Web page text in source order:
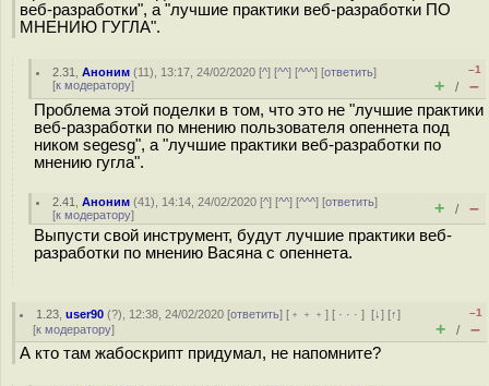
веб-разработки", а "лучшие практики веб-разработки ПО
МНЕНИЮ ГУГЛА".
2.31 ,Аноним (11), 13:17, 24/02/2020 [^] [^^] [^^^] [ответить]
[к модератору]
–1
+ / –
Проблема этой поделки в том, что это не "лучшие практики
веб-разработки по мнению пользователя опеннета под
ником segesg", а "лучшие практики веб-разработки по
мнению гугла".
2.41 ,Аноним (41), 14:14, 24/02/2020 [^] [^^] [^^^] [ответить]
[к модератору] + / –
Выпусти свой инструмент, будут лучшие практики веб-
разработки по мнению Васяна с опеннета.
1.23 ,user90 (?), 12:38, 24/02/2020 [ответить] [ ﹢﹢﹢] [ · · ·][↓] [↑]
[к модератору]
–1
+ / –
А кто там жабоскрипт придумал, не напомните?